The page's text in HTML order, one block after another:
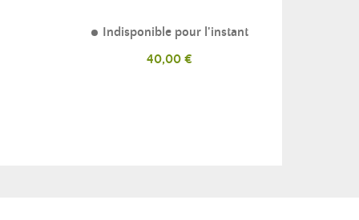
Indisponible pour l'instant
Prix
40,00 €